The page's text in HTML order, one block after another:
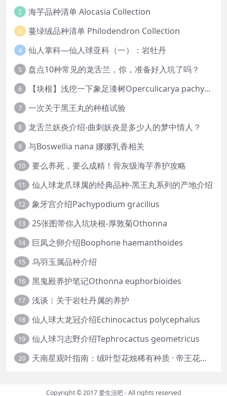
2 海芋品种清单 Alocasia Collection
3 蔓绿绒品种清单 Philodendron Collection
4 仙人掌科—仙人球亚科（一）：岩牡丹
5 盘点10种常见的龙舌兰，你，准备好入坑了吗？
6 【块根】浅挖一下象足漆树Operculicarya pachypus
7 一次关于黑王丸的种植试验
8 龙舌兰妖炎介绍-曲刺妖炎是多少人的梦中情人？
9 与Boswellia nana 娜娜乳香相关
10 要么养死，要么成精！骨灰级海芋养护攻略
11 仙人球龙爪球属的经典品种-黑王丸系列的产地介绍
12 象牙宫介绍Pachypodium gracilius
13 25张图带你入坑块根-厚敦菊Othonna
14 巨凤之卵介绍Boophone haemanthoides
15 乌羽玉属品种介绍
16 黑鬼殿养护笔记Othonna euphorbioides
17 浅谈︱关于岩牡丹属的养护
18 仙人球大龙冠介绍Echinocactus polycephalus
19 仙人球习志野介绍Tephrocactus geometricus
20 天南星观叶指南：绒叶型花烛稀有种质 · 帝王花烛等
Copyright © 2017爱生活吧- All rights reserved